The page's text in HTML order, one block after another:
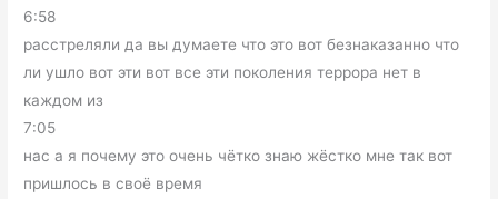
6:58
расстреляли да вы думаете что это вот безнаказанно что
ли ушло вот эти вот все эти поколения террора нет в
каждом из
7:05
нас а я почему это очень чётко знаю жёстко мне так вот
пришлось в своё время